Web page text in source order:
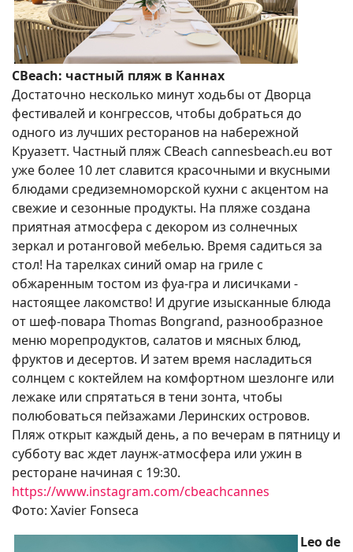
CBeach: частный пляж в Каннах
Достаточно несколько минут ходьбы от Дворца
фестивалей и конгрессов, чтобы добраться до
одного из лучших ресторанов на набережной
Круазетт. Частный пляж CBeach cannesbeach.eu вот
уже более 10 лет славится красочными и вкусными
блюдами средиземноморской кухни с акцентом на
свежие и сезонные продукты. На пляже создана
приятная атмосфера с декором из солнечных
зеркал и ротанговой мебелью. Время садиться за
стол! На тарелках синий омар на гриле с
обжаренным тостом из фуа-гра и лисичками -
настоящее лакомство! И другие изысканные блюда
от шеф-повара Thomas Bongrand, разнообразное
меню морепродуктов, салатов и мясных блюд,
фруктов и десертов. И затем время насладиться
солнцем с коктейлем на комфортном шезлонге или
лежаке или спрятаться в тени зонта, чтобы
полюбоваться пейзажами Леринских островов.
Пляж открыт каждый день, а по вечерам в пятницу и
субботу вас ждет лаунж-атмосфера или ужин в
ресторане начиная с 19:30.
https://www.instagram.com/cbeachcannes
Фото: Xavier Fonseca
Leo de